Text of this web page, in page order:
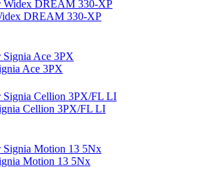
DREAM 330-XP
Ace 3PX
Cellion 3PX/FL LI
Motion 13 5Nx